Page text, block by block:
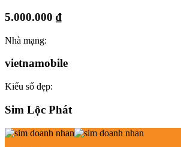
5.000.000 ₫
Nhà mạng:
vietnamobile
Kiểu số đẹp:
Sim Lộc Phát